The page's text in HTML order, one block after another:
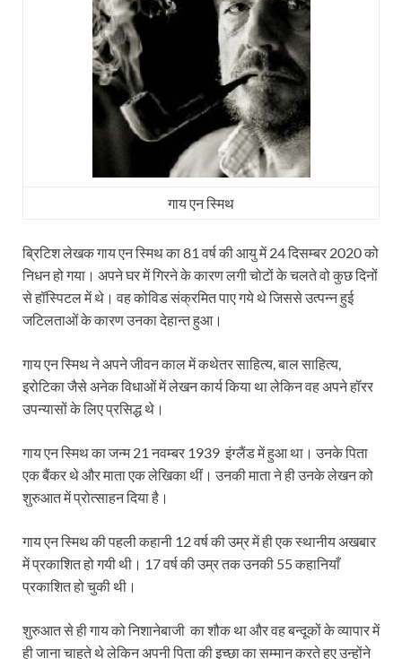
गाय एन स्मिथ
ब्रिटिश लेखक गाय एन स्मिथ का 81 वर्ष की आयु में 24 दिसम्बर 2020 को
निधन हो गया। अपने घर में गिरने के कारण लगी चोटों के चलते वो कुछ दिनों
से हॉस्पिटल में थे। वह कोविड संक्रमित पाए गये थे जिससे उत्पन्न हुई
जटिलताओं के कारण उनका देहान्त हुआ।
गाय एन स्मिथ ने अपने जीवन काल में कथेतर साहित्य, बाल साहित्य,
इरोटिका जैसे अनेक विधाओं में लेखन कार्य किया था लेकिन वह अपने हॉरर
उपन्यासों के लिए प्रसिद्ध थे।
गाय एन स्मिथ का जन्म 21 नवम्बर 1939 इंग्लैंड में हुआ था। उनके पिता
एक बैंकर थे और माता एक लेखिका थीं। उनकी माता ने ही उनके लेखन को
शुरुआत में प्रोत्साहन दिया है।
गाय एन स्मिथ की पहली कहानी 12 वर्ष की उम्र में ही एक स्थानीय अखबार
में प्रकाशित हो गयी थी। 17 वर्ष की उम्र तक उनकी 55 कहानियाँ
प्रकाशित हो चुकी थी।
शुरुआत से ही गाय को निशानेबाजी का शौक था और वह बन्दूकों के व्यापार में
ही जाना चाहते थे लेकिन अपनी पिता की इच्छा का सम्मान करते हुए उन्होंने